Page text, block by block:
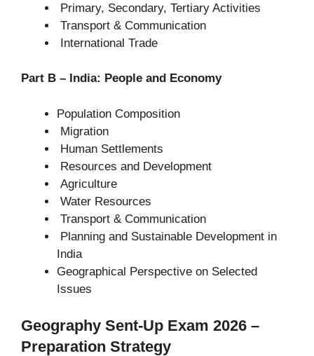
Primary, Secondary, Tertiary Activities
Transport & Communication
International Trade
Part B – India: People and Economy
Population Composition
Migration
Human Settlements
Resources and Development
Agriculture
Water Resources
Transport & Communication
Planning and Sustainable Development in
India
Geographical Perspective on Selected
Issues
Geography Sent-Up Exam 2026 –
Preparation Strategy